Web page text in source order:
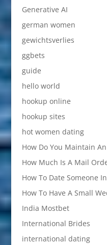
Generative AI
german women
gewichtsverlies
ggbets
guide
hello world
hookup online
hookup sites
hot women dating
How Do You Maintain
How Much Is A Mail
How To Date Someone
How To Have A Small
India Mostbet
International Brides
international dating